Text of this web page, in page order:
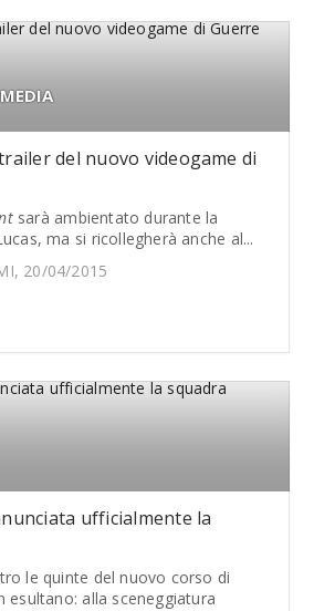
del nuovo videogame di
sarà ambientato durante la
ma si ricollegherà anche al...
20/04/2015
ufficialmente la
le quinte del nuovo corso di
esultano: alla sceneggiatura